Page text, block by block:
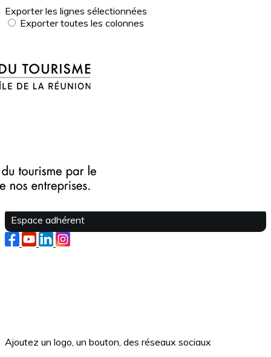
Exporter les lignes sélectionnées
Exporter toutes les colonnes
?>
Images de la page d'accueil
Je m'abonne à la newsletter
Espace adhérent
Ajoutez un logo, un bouton, des réseaux sociaux